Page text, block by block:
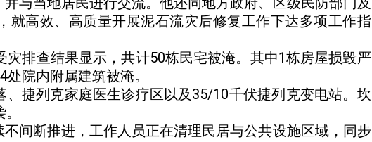
就高效、高质量开展泥石流灾后修复工作下达多项工作指
排查结果显示，共计50栋民宅被淹。其中1栋房屋损毁严
院内附属建筑被淹。
捷列克家庭医生诊疗区以及35/10千伏捷列克变电站。坎
间断推进，工作人员正在清理民居与公共设施区域，同步